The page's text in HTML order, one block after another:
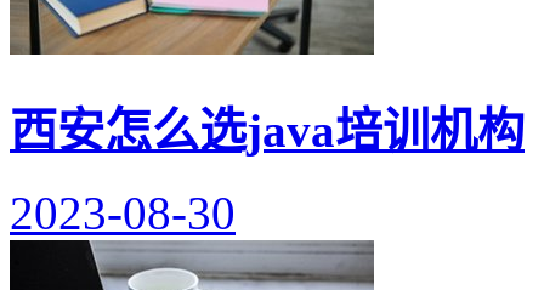
西安怎么选java培训机构
2023-08-30